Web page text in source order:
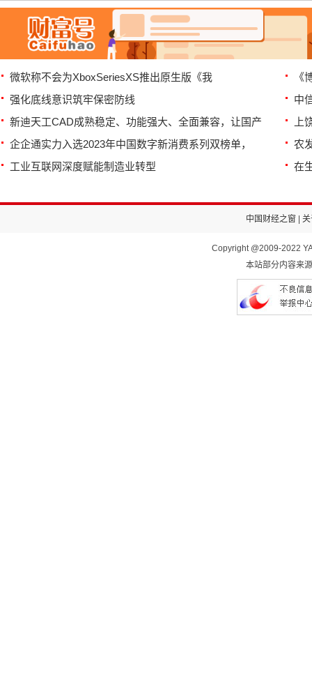
微软称不会为XboxSeriesXS推出原生版《我
《
强化底线意识筑牢保密防线
中
新迪天工CAD成熟稳定、功能强大、全面兼容，让国产
上
企企通实力入选2023年中国数字新消费系列双榜单，
农
工业互联网深度赋能制造业转型
在
中国财经之窗 关
Copyright @2009-2022
本站部分内容来